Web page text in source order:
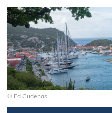
© Ed Gudenas